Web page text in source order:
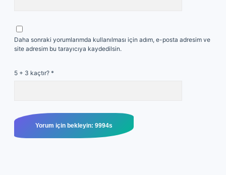
Daha sonraki yorumlarımda kullanılması için adım, e-posta adresim ve
site adresim bu tarayıcıya kaydedilsin.
5 + 3 kaçtır? *